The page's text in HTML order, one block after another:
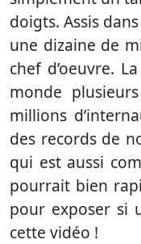
doigts. Assis
une dizaine de
chef d’oeuvre.
monde
millions
des records de
qui est aussi
pourrait bien
pour exposer si
cette vidéo !